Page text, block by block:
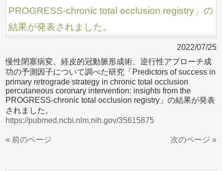
PROGRESS-chronic total occlusion registry」の
結果が発表されました。
2022/07/25
慢性閉塞病変、経皮的冠動脈形成術、逆行性アプローチ成
功の予測因子について調べた研究「Predictors of success in
primary retrograde strategy in chronic total occlusion
percutaneous coronary intervention: insights from the
PROGRESS-chronic total occlusion registry」の結果が発表
されました。
https://pubmed.ncbi.nlm.nih.gov/35615875
« 前のページ 次のページ »